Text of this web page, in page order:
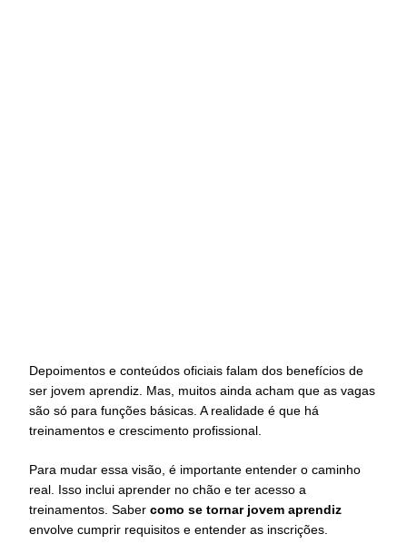
Depoimentos e conteúdos oficiais falam dos benefícios de
ser jovem aprendiz. Mas, muitos ainda acham que as vagas
são só para funções básicas. A realidade é que há
treinamentos e crescimento profissional.
Para mudar essa visão, é importante entender o caminho
real. Isso inclui aprender no chão e ter acesso a
treinamentos. Saber como se tornar jovem aprendiz
envolve cumprir requisitos e entender as inscrições.